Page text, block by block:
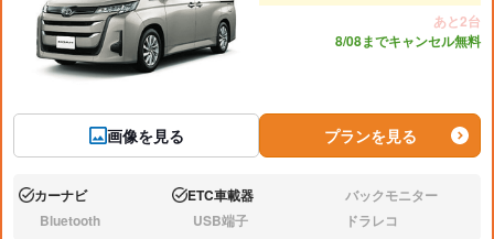
画像を見る
あと2台
8/08までキャンセル無料
プランを見る
あり:カーナビ あり:ETC車載器 なし:バックモニター
なし:Bluetooth なし:USB端子 なし:ドラレコ